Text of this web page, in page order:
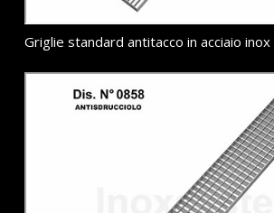
Griglie standard antitacco in acciaio inox